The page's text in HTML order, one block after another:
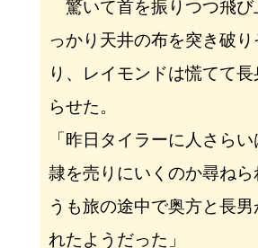
驚いて首を振りつつ飛び
っかり天井の布を突き破
り、レイモンドは慌てて
らせた。
「昨日タイラーに人さら
隷を売りにいくのか尋ね
うも旅の途中で奥方と長
れたようだった」